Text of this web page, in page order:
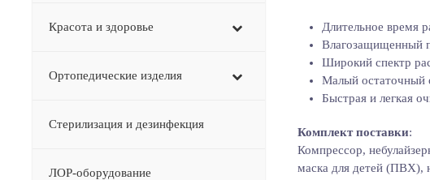
Длительное время
Влагозащищенный
Широкий спектр
Малый остаточный
Быстрая и легкая
Комплект поставки:
Компрессор,
маска для детей (ПВХ),
Красота и здоровье
Ортопедические изделия
Стерилизация и дезинфекция
ЛОР-оборудование